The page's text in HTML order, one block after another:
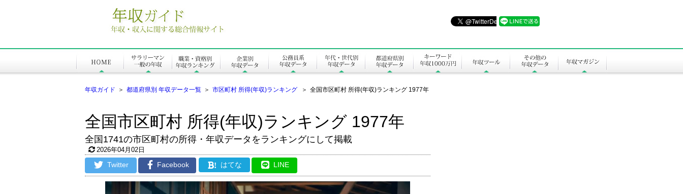
年収ガイド ＞ 都道府県別 年収データ一覧 ＞ 市区町村 所得(年収)ランキング ＞ 全国市区町村 所得(年収)ランキング 1977年
全国市区町村 所得(年収)ランキング 1977年
全国1741の市区町村の所得・年収データをランキングにして掲載
2026年04月02日
Twitter Facebook ! はてな LINE